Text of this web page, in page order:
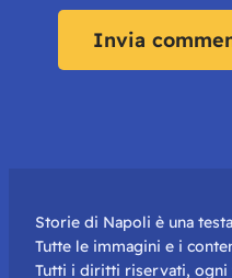
Storie di Napoli è una
Tutte le immagini e i
Tutti i diritti riservati, ogni